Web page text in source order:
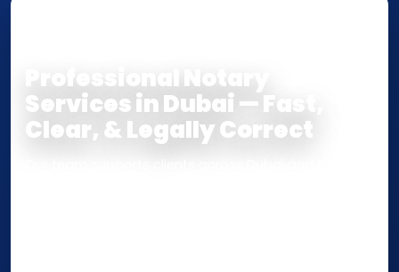
Professional Notary
Services in Dubai — Fast,
Clear, & Legally Correct